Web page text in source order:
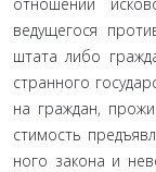
ведущегося
штата либо
странного
на граждан,
стимость
ного закона и